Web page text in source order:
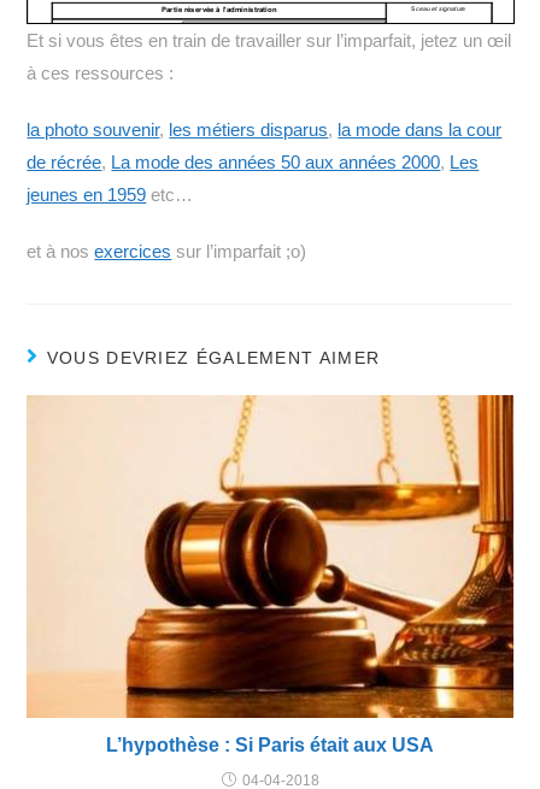
Et si vous êtes en train de travailler sur l’imparfait, jetez un œil
à ces ressources :
la photo souvenir, les métiers disparus, la mode dans la cour
de récrée, La mode des années 50 aux années 2000, Les
jeunes en 1959 etc…
et à nosexercices sur l’imparfait ;o)
VOUS DEVRIEZ ÉGALEMENT AIMER
L’hypothèse : Si Paris était aux USA
04-04-2018